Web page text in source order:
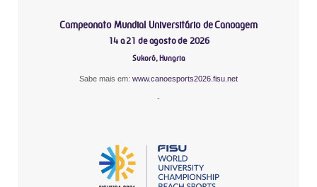
Campeonato Mundial Universitário de Canoagem
14 a 21 de agosto de 2026
Sukoró, Hungria
Sabe mais em: www.canoesports2026.fisu.net
-